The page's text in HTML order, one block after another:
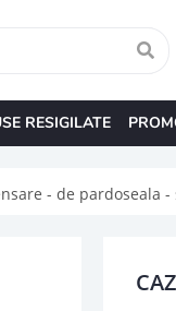
RESIGILATE
- de pardoseala